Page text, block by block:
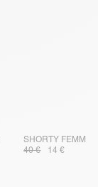
SHORTY FEMME
40 €
14 €